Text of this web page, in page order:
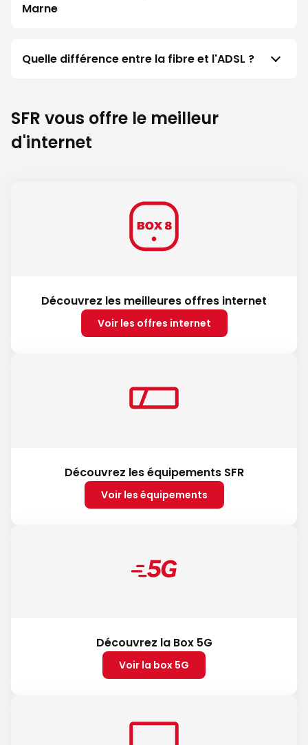
Marne
Quelle différence entre la fibre et l'ADSL ?
SFR vous offre le meilleur
d'internet
Découvrez les meilleures offres internet
Voir les offres internet
Découvrez les équipements SFR
Voir les équipements
Découvrez la Box 5G
Voir la box 5G